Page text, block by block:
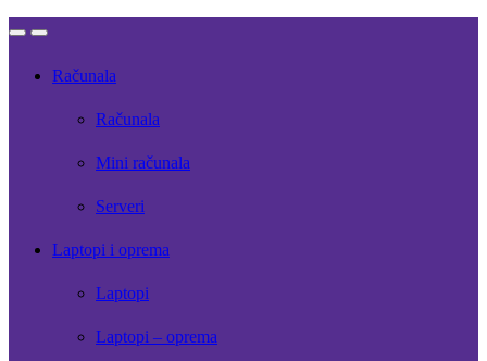
OpenClose
Računala
Računala
Mini računala
Serveri
Laptopi i oprema
Laptopi
Laptopi – oprema